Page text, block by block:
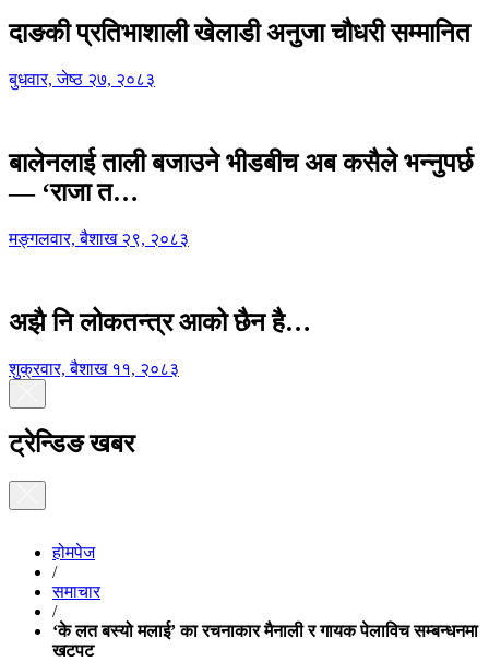
दाङकी प्रतिभाशाली खेलाडी अनुजा चौधरी सम्मानित
बुधवार, जेष्ठ २७, २०८३
बालेनलाई ताली बजाउने भीडबीच अब कसैले भन्नुपर्छ
— ‘राजा त…
मङ्गलवार, बैशाख २९, २०८३
अझै नि लोकतन्त्र आको छैन है…
शुक्रवार, बैशाख ११, २०८३
ट्रेन्डिङ खबर
होमपेज
/
समाचार
/
‘के लत बस्यो मलाई’ का रचनाकार मैनाली र गायक पेलाविच सम्बन्धनमा
खटपट